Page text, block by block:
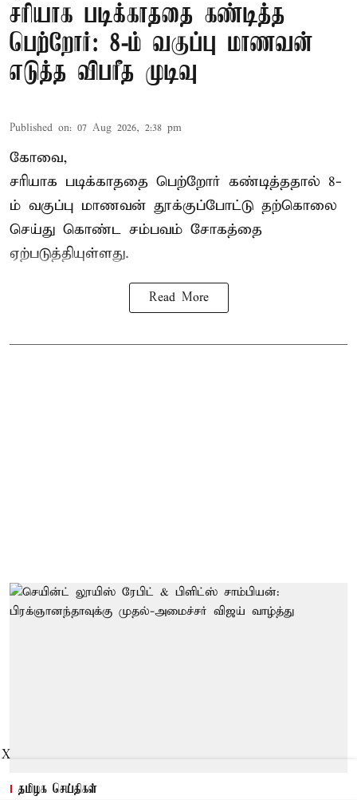
சரியாக படிக்காததை கண்டித்த
பெற்றோர்: 8-ம் வகுப்பு மாணவன்
எடுத்த விபரீத முடிவு
Published on: 07 Aug 2026, 2:38 pm
கோவை,
சரியாக படிக்காததை பெற்றோர் கண்டித்ததால் 8-
ம் வகுப்பு மாணவன் தூக்குப்போட்டு தற்கொலை
செய்து கொண்ட சம்பவம் சோகத்தை
ஏற்படுத்தியுள்ளது.
Read More
தமிழக செய்திகள்
X